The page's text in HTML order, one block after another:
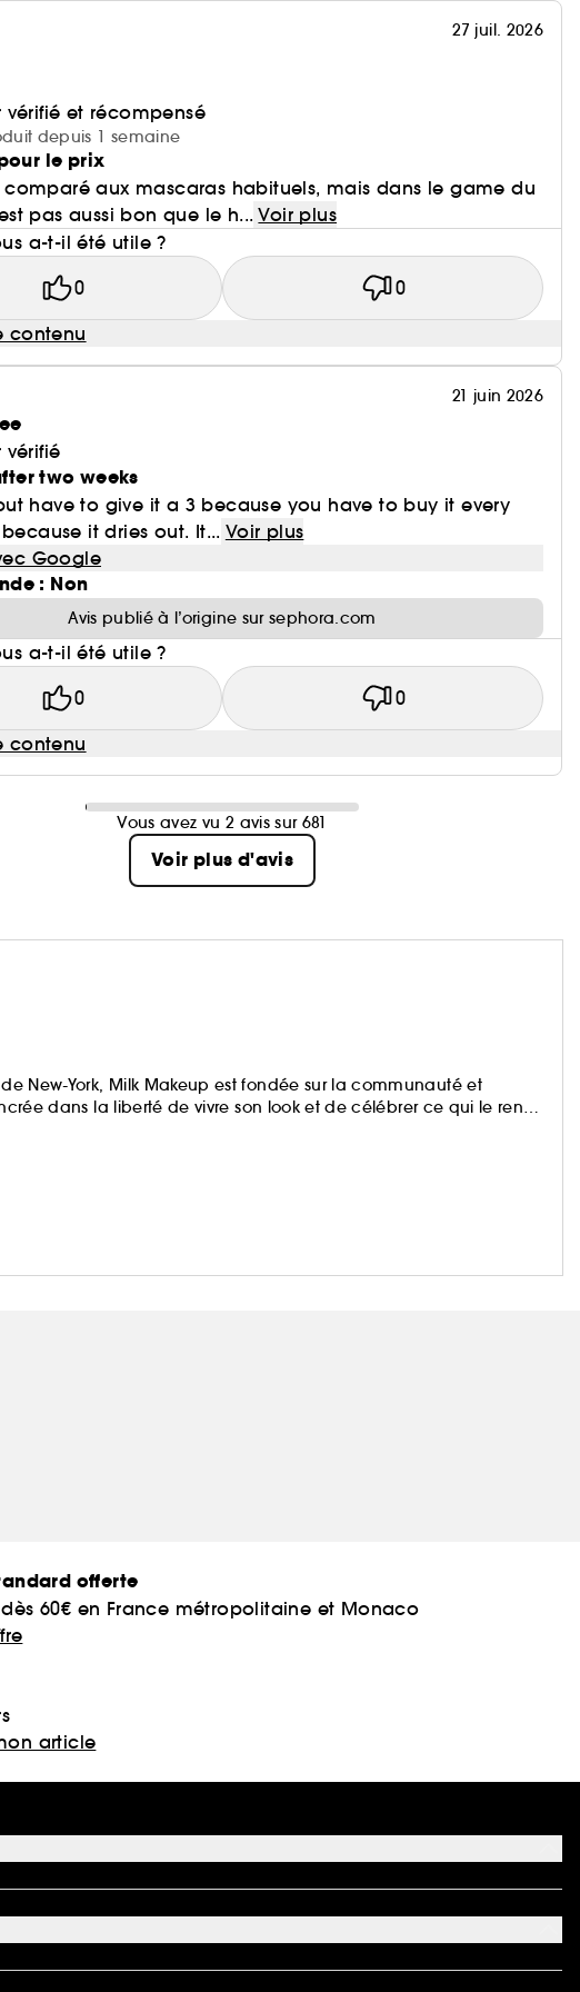
27 juil. 2026
vérifié et récompensé
depuis 1 semaine
le prix
comparé aux mascaras habituels, mais dans le game du
pas aussi bon que le h... Voir plus
a-t-il été utile ?
0 0
contenu
21 juin 2026
vérifié
two weeks
have to give it a 3 because you have to buy it every
it dries out. It... Voir plus
Google
: Non
Avis publié à l’origine sur sephora.com
a-t-il été utile ?
0 0
contenu
Vous avez vu 2 avis sur 681
Voir plus d'avis
New-York, Milk Makeup est fondée sur la communauté et
dans la liberté de vivre son look et de célébrer ce qui le rend
Setting Spray, produit primé devenu viral, ou des best-sellers Lip
s’efforce de créer des produits innovants, 100% vegans,
peau.
offerte
60€ en France métropolitaine et Monaco
article